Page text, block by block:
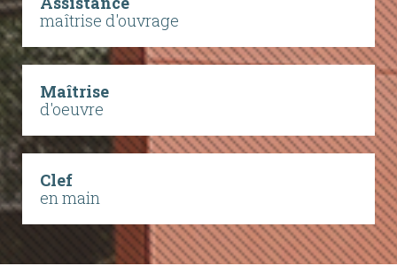
maîtrise d'ouvrage
Maîtrise
d'oeuvre
Clef
en main